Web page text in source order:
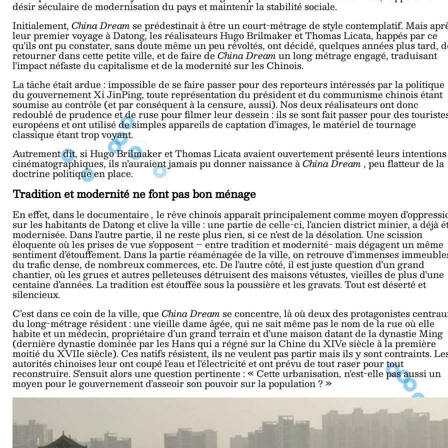
désir séculaire de modernisation du pays et maintenir la stabilité sociale.
Initialement,China Dreamse prédestinait à être un court-métrage de style contemplatif. Mais
leur premier voyage à Datong, les réalisateursHugo Brilmaker et Thomas Licata, happés par ce
qu’ils ont pu constater, sans doute même un peu révoltés, ont décidé, quelques années plus tard,
retourner dans cette petite ville, et de faire deChina Dreamun long métrage engagé, traduisant
l’impact néfaste du capitalisme et de la modernité sur les Chinois.
La tâche était ardue : impossible de se faire passer pour des reporteurs intéressés par la politique
du gouvernement Xi JinPing, toute représentation du président et du communisme chinois étant
soumise au contrôle (et par conséquent à la censure, aussi). Nos deux réalisateurs ont donc
redoublé de prudence et de ruse pour filmer leur dessein : ils se sont fait passer pour des
européens et ont utilisé de simples appareils de captation d’images, le matériel de tournage
classique étant trop voyant.
Autrement dit, si Hugo Brilmaker et Thomas Licata avaient ouvertement présenté leurs intentions
cinématographiques, ils n’auraient jamais pu donner naissance àChina Dream, peu flatteur de la
doctrine politique en place.
Tradition et modernité ne font pas bon ménage
En effet, dans le documentaire, le rêve chinois apparaît principalement comme moyen
sur les habitants de Datong et clive la ville : une partie de celle-ci, l’ancien district minier, a déjà
modernisée. Dans l’autre partie, il ne reste plus rien, si ce n’est de la désolation. Une scission
éloquente où les prises de vue s’opposent – entre tradition et modernité- mais dégagent un même
sentiment d’étouffement. Dans la partie réaménagée de la ville, on retrouve d’immenses
du trafic dense, de nombreux commerces, etc. De l’autre côté, il est juste question d’un grand
chantier, où les grues et autres pelleteuses détruisent des maisons vétustes, vieilles de plus d’une
centaine d’années. La tradition est étouffée sous la poussière et les gravats. Tout est déserté et
silencieux.
C’est dans ce coin de la ville, queChina Dreamse concentre, là où deux des protagonistes
du long-métrage résident : une vieille dame âgée, qui ne sait même pas le nom de la rue où elle
habite et un médecin, propriétaire d’un grand terrain et d’une maison datant de la dynastie Ming
(dernière dynastie dominée par les Hans qui a régné sur la Chine du XIVe siècle à la première
moitié du XVIIe siècle). Ces natifs résistent, ils ne veulent pas partir mais ils y sont contraints.
autorités chinoises leur ont coupé l’eau et l’électricité et ont prévu de tout raser pour tout
reconstruire. S’ensuit alors une question pertinente : « Cette urbanisation, n’est-elle pas aussi un
moyen pour le gouvernement d’asseoir son pouvoir sur la population ? »